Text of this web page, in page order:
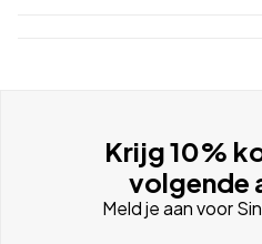
Krijg 10%
volgende
Meld je aan voor